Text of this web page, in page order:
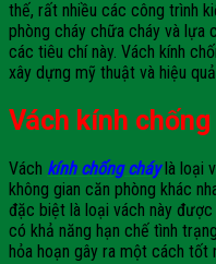
thế, rất nhiều các công trình
phòng cháy chữa cháy và lựa
các tiêu chí này. Vách kính
xây dựng mỹ thuật và hiệu quả
Vách kính
Vách kính chống cháylà loại
không gian căn phòng khác
đặc biệt là loại vách này
có khả năng hạn chế tình
hỏa hoạn gây ra một cách tốt